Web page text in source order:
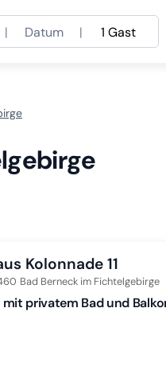
| Datum | 1 Gast
Kolonnade 11
Bad Berneck im Fichtelgebirge
privatem Bad und